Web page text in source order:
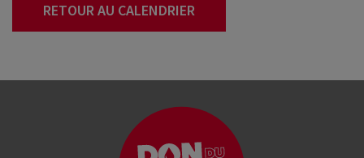
RETOUR AU CALENDRIER